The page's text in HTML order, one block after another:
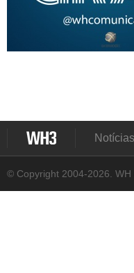
Notícias
© Copyright 2004-2026. WH